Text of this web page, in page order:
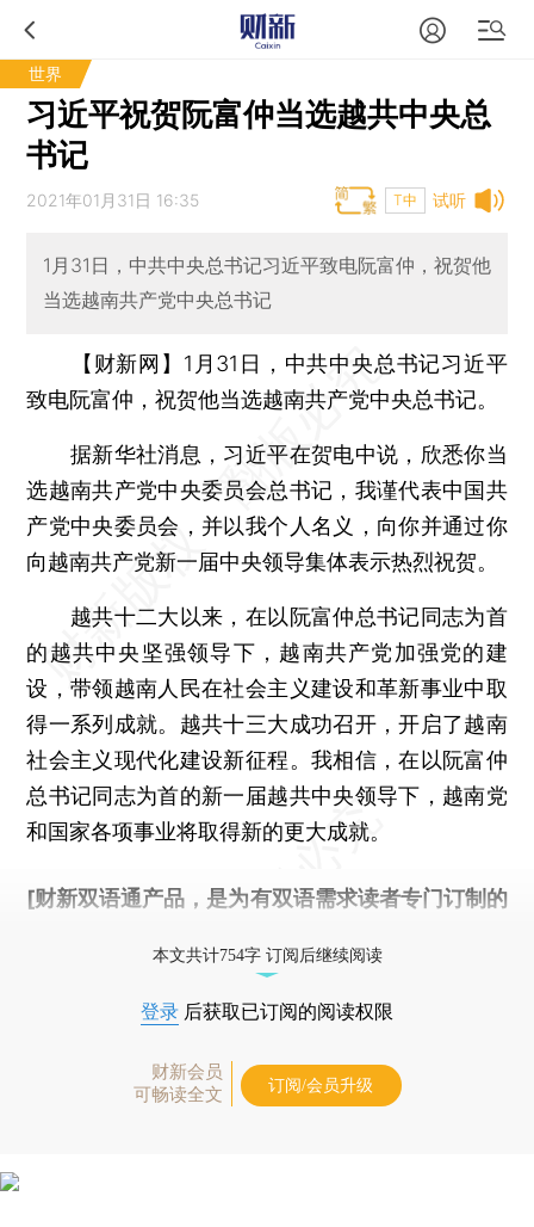
世界
习近平祝贺阮富仲当选越共中央总
书记
试听
2021年01月31日 16:35 T中
1月31日，中共中央总书记习近平致电阮富仲，祝贺他
当选越南共产党中央总书记
【财新网】 1月31日，中共中央总书记习近平
致电阮富仲，祝贺他当选越南共产党中央总书记。
据新华社消息，习近平在贺电中说，欣悉你当
选越南共产党中央委员会总书记，我谨代表中国共
产党中央委员会，并以我个人名义，向你并通过你
向越南共产党新一届中央领导集体表示热烈祝贺。
越共十二大以来，在以阮富仲总书记同志为首
的越共中央坚强领导下，越南共产党加强党的建
设，带领越南人民在社会主义建设和革新事业中取
得一系列成就。越共十三大成功召开，开启了越南
社会主义现代化建设新征程。我相信，在以阮富仲
总书记同志为首的新一届越共中央领导下，越南党
和国家各项事业将取得新的更大成就。
[财新双语通产品，是为有双语需求读者专门订制的
本文共计754字 订阅后继续阅读
登录 后获取已订阅的阅读权限
财新会员
可畅读全文
订阅/会员升级